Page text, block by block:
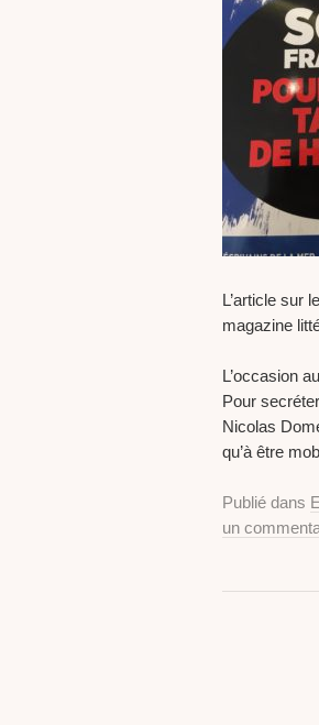
L’article sur
magazine
L’occasion
Pour
Nicolas
qu’à être
Publié dans
un